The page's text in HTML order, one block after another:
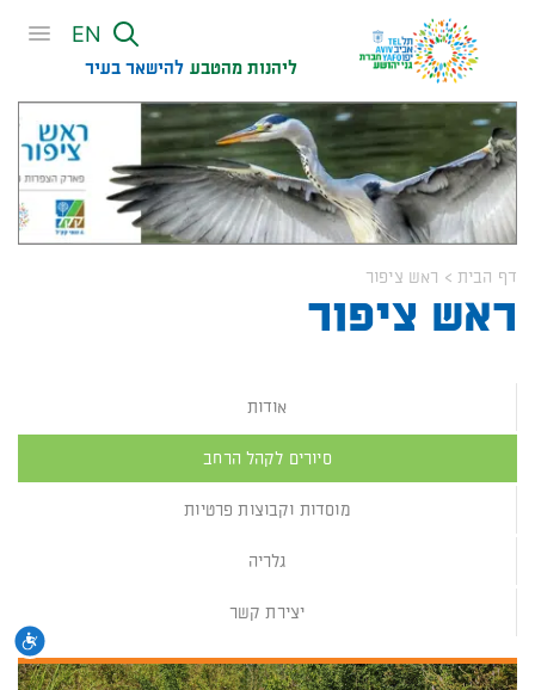
מֻפְעֶלֶת
מַעֲרֶכֶת
נָגִישׁ
בִּקְלִיק
הַמְּסַיַּעַת
לִנְגִישׁוּת
הָאֲתָר.
EN
ליהנות מהטבע להישאר בעיר​
דף הבית > ראש ציפור
ראש ציפור
סיורים לקהל הרחב
אודות
יצירת קשר
גלריה
מוסדות וקבוצות פרטיות